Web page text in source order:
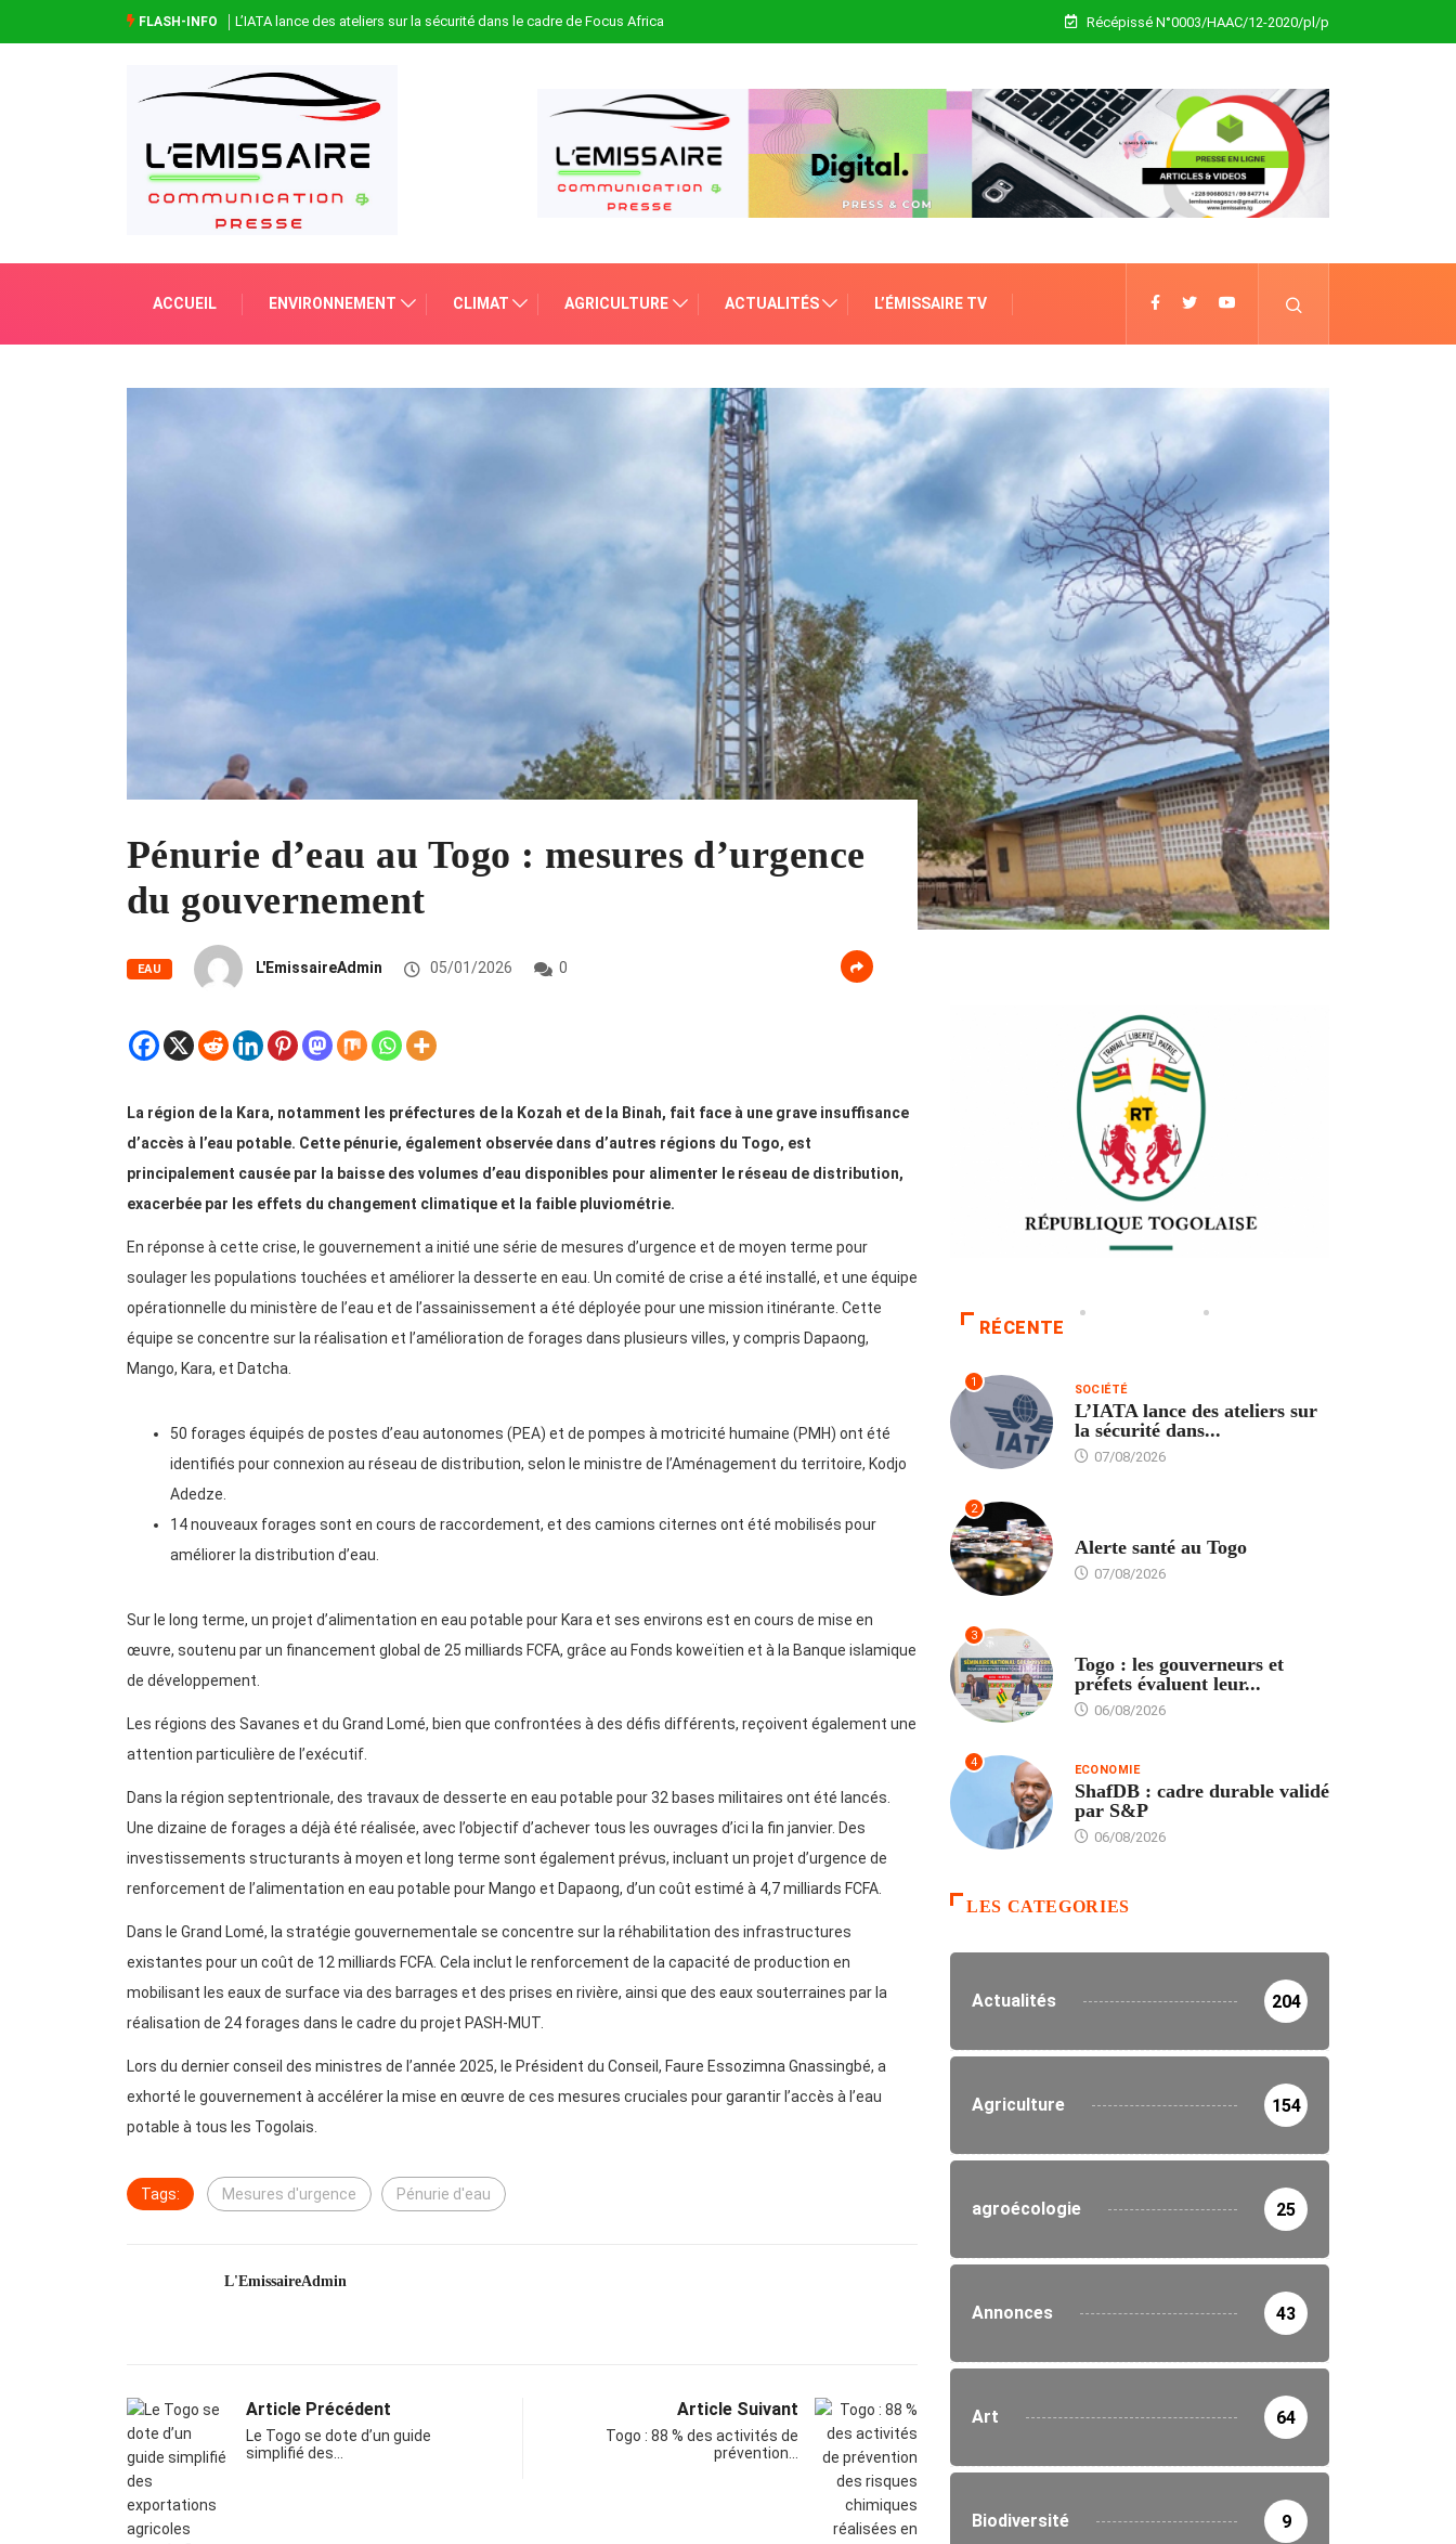
FLASH-INFO L’IATA lance des ateliers sur la sécurité dans le cadre de Focus Africa Récépissé N°0003/HAAC/12-2020/pl/p
ACCUEIL ENVIRONNEMENT CLIMAT AGRICULTURE ACTUALITÉS L’ÉMISSAIRE TV
Pénurie d’eau au Togo : mesures d’urgence
du gouvernement
EAU L'EmissaireAdmin 05/01/2026 0
La région de la Kara, notamment les préfectures de la Kozah et de la Binah, fait face à une grave insuffisance
d’accès à l’eau potable. Cette pénurie, également observée dans d’autres régions du Togo, est
principalement causée par la baisse des volumes d’eau disponibles pour alimenter le réseau de distribution,
exacerbée par les effets du changement climatique et la faible pluviométrie.
En réponse à cette crise, le gouvernement a initié une série de mesures d’urgence et de moyen terme pour
soulager les populations touchées et améliorer la desserte en eau. Un comité de crise a été installé, et une équipe
opérationnelle du ministère de l’eau et de l’assainissement a été déployée pour une mission itinérante. Cette
équipe se concentre sur la réalisation et l’amélioration de forages dans plusieurs villes, y compris Dapaong,
Mango, Kara, et Datcha.
50 forages équipés de postes d’eau autonomes (PEA) et de pompes à motricité humaine (PMH) ont été
identifiés pour connexion au réseau de distribution, selon le ministre de l’Aménagement du territoire, Kodjo
Adedze.
14 nouveaux forages sont en cours de raccordement, et des camions citernes ont été mobilisés pour
améliorer la distribution d’eau.
Sur le long terme, un projet d’alimentation en eau potable pour Kara et ses environs est en cours de mise en
œuvre, soutenu par un financement global de 25 milliards FCFA, grâce au Fonds koweïtien et à la Banque islamique
de développement.
Les régions des Savanes et du Grand Lomé, bien que confrontées à des défis différents, reçoivent également une
attention particulière de l’exécutif.
Dans la région septentrionale, des travaux de desserte en eau potable pour 32 bases militaires ont été lancés.
Une dizaine de forages a déjà été réalisée, avec l’objectif d’achever tous les ouvrages d’ici la fin janvier. Des
investissements structurants à moyen et long terme sont également prévus, incluant un projet d’urgence de
renforcement de l’alimentation en eau potable pour Mango et Dapaong, d’un coût estimé à 4,7 milliards FCFA.
Dans le Grand Lomé, la stratégie gouvernementale se concentre sur la réhabilitation des infrastructures
existantes pour un coût de 12 milliards FCFA. Cela inclut le renforcement de la capacité de production en
mobilisant les eaux de surface via des barrages et des prises en rivière, ainsi que des eaux souterraines par la
réalisation de 24 forages dans le cadre du projet PASH-MUT.
Lors du dernier conseil des ministres de l’année 2025, le Président du Conseil, Faure Essozimna Gnassingbé, a
exhorté le gouvernement à accélérer la mise en œuvre de ces mesures cruciales pour garantir l’accès à l’eau
potable à tous les Togolais.
Tags: Mesures d'urgence Pénurie d'eau
L'EmissaireAdmin
Article Précédent
Le Togo se dote d’un guide
simplifié des…
Article Suivant
Togo : 88 % des activités de
prévention…
RÉCENTE
1 SOCIÉTÉ
L’IATA lance des ateliers sur
la sécurité dans...
07/08/2026
2
Alerte santé au Togo
07/08/2026
3
Togo : les gouverneurs et
préfets évaluent leur...
06/08/2026
4 ECONOMIE
ShafDB : cadre durable validé
par S&P
06/08/2026
LES CATEGORIES
Actualités 204
Agriculture 154
agroécologie 25
Annonces 43
Art 64
Biodiversité 9